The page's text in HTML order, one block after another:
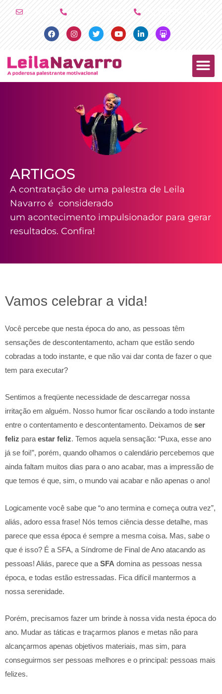
FacebookInstagramTwitterYoutubeLinkedinSlideshare
ARTIGOS
A contratação de uma palestra de Leila
Navarro é considerado
um acontecimento impulsionador para gerar
resultados. Confira!
Vamos celebrar a vida!
Você percebe que nesta época do ano, as pessoas têm
sensações de descontentamento, acham que estão sendo
cobradas a todo instante, e que não vai dar conta de fazer o que
tem para executar?
Sentimos a freqüente necessidade de descarregar nossa
irritação em alguém. Nosso humor ficar oscilando a todo instante
entre o contentamento e descontentamento. Deixamos de ser
feliz para estar feliz. Temos aquela sensação: “Puxa, esse ano
já se foi!”, porém, quando olhamos o calendário percebemos que
ainda faltam muitos dias para o ano acabar, mas a impressão de
que temos é que, sim, o mundo vai acabar e não apenas o ano!
Logicamente você sabe que “o ano termina e começa outra vez”,
aliás, adoro essa frase! Nós temos ciência desse detalhe, mas
parece que essa época é sempre a mesma coisa. Mas, sabe o
que é isso? É a SFA, a Síndrome de Final de Ano atacando as
pessoas! Aliás, parece que a SFA domina as pessoas nessa
época, e todas estão estressadas. Fica difícil mantermos a
nossa serenidade.
Porém, precisamos fazer um brinde à nossa vida nesta época do
ano. Mudar as táticas e traçarmos planos e metas não para
alcançarmos apenas objetivos materiais, mas sim, para
conseguirmos ser pessoas melhores e o principal: pessoas mais
felizes.